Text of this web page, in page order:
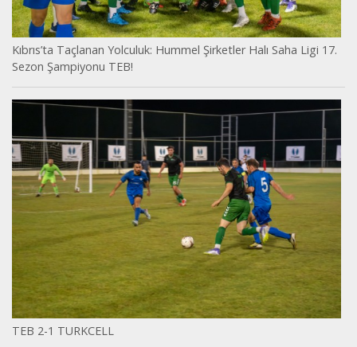
Kıbrıs’ta Taçlanan Yolculuk: Hummel Şirketler Halı Saha Ligi 17.
Sezon Şampiyonu TEB!
TEB 2-1 TURKCELL